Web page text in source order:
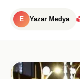
E Yazar Medya